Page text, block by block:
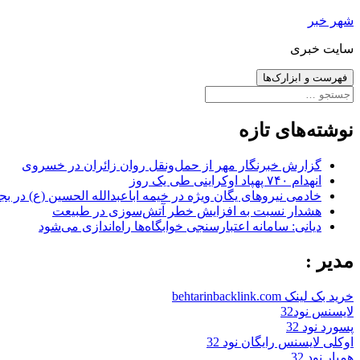
رفتن
نوشته‌ها
شهر خبر
سایت خبری
فهرست و ابزارک‌ها
جستجو
نوشته‌های تازه
گزارش خبرنگار مهر از حمل‌ونقل روان زائران در خسروی
انهدام ۷۴۰ پهپاد اوکراینی طی یک روز
خادمی نیروهای یگان ویژه در خیمه اباعبدالله الحسین (ع) در
هشدار نسبت به افزایش خطر آتش‌سوزی در طبیعت
دیانی: سامانه اعتبارسنجی خوابگاه‌ها راه‌اندازی می‌شود
مدیر :
خرید بک لینک behtarinbacklink.com
لایسنس نود32
پسورد نود 32
اوکلی لایسنس رایگان نود 32
همیار نود 32